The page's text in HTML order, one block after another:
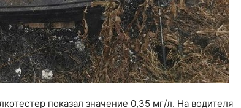
показал значение 0,35 мг/л. На водителя